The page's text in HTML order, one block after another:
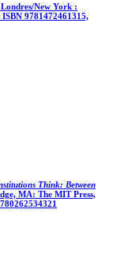
New York :
ISBN 9781472461315,
Think: Between
MA: The MIT Press,